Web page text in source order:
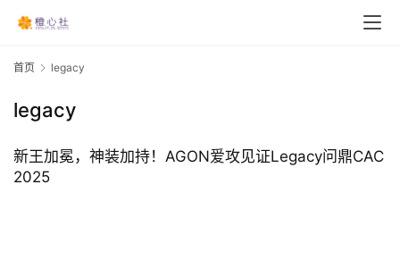
首页 legacy
legacy
新王加冕，神装加持！AGON爱攻见证Legacy问鼎CAC
2025